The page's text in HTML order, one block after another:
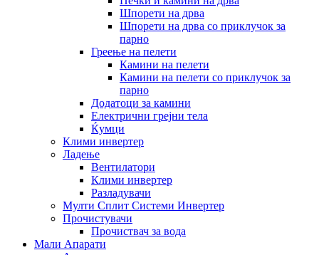
Шпорети на дрва
Шпорети на дрва со приклучок за
парно
Греење на пелети
Камини на пелети
Камини на пелети со приклучок за
парно
Додатоци за камини
Електрични грејни тела
Ќумци
Клими инвертер
Ладење
Вентилатори
Клими инвертер
Разладувачи
Мулти Сплит Системи Инвертер
Прочистувачи
Прочиствач за вода
Мали Апарати